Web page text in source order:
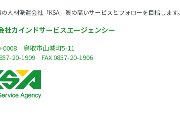
人材派遣会社「KSA」質の高いサービスとフォローを目指します。
社カインドサービスエージェンシー
0008 鳥取市山城町5-11
20-1909 FAX 0857-20-1906